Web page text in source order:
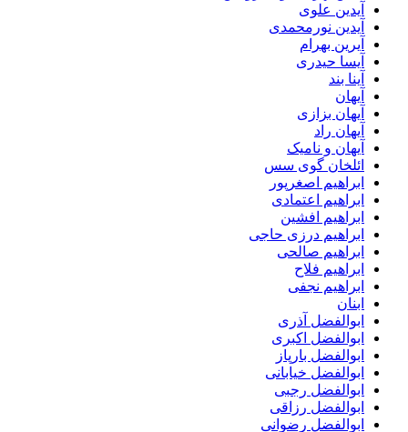
آیدین علوی
آیدین نورمحمدی
آیرین بهرام
آیسا حیدری
آینا بند
آیهان
آیهان بزازی
آیهان راد
آیهان و نامیک
ائلخان گوی سس
ابراهیم اصغرپور
ابراهیم اعتمادی
ابراهیم افشین
ابراهیم درزی حاجی
ابراهیم صالحی
ابراهیم فلاح
ابراهیم نجفی
ابنان
ابوالفضل آذری
ابوالفضل اکبری
ابوالفضل بارپاز
ابوالفضل خیابانی
ابوالفضل رجبی
ابوالفضل رزاقی
ابوالفضل رضوانی